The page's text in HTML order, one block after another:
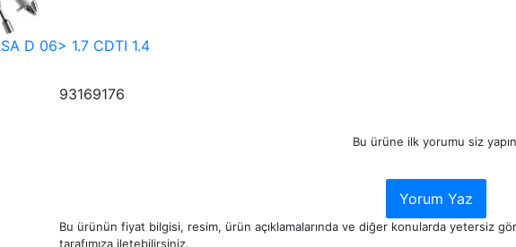
93169176
Bu ürüne ilk yorumu siz
Yorum Yaz
Bu ürünün fiyat bilgisi, resim, ürün açıklamalarında ve diğer konularda yetersiz
tarafımıza iletebilirsiniz.